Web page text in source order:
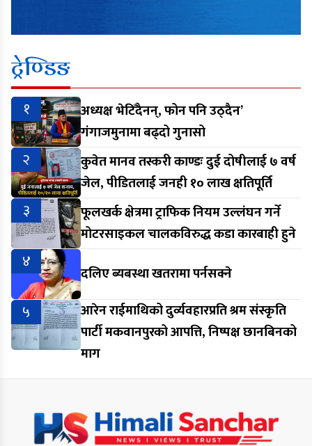
ट्रेण्डिङ
१
अध्यक्ष भेटिँदैनन्, फोन पनि उठ्दैन’
गंगाजमुनामा बढ्दो गुनासो
२
कुवेत मानव तस्करी काण्डः दुई दोषीलाई ७ वर्ष
जेल, पीडितलाई जनही १० लाख क्षतिपूर्ति
३
फूलखर्क क्षेत्रमा ट्राफिक नियम उल्लंघन गर्ने
मोटरसाइकल चालकविरुद्ध कडा कारबाही हुने
४
दलिए ब्यबस्था खतरामा पर्नसक्ने
५
आरेन राईमाथिको दुर्व्यवहारप्रति श्रम संस्कृति
पार्टी मकवानपुरको आपत्ति, निष्पक्ष छानबिनको
माग